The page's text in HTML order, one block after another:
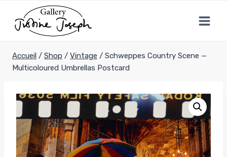
contenu
Accueil / Shop / Vintage / Schweppes Country Scene —
Multicoloured Umbrellas Postcard